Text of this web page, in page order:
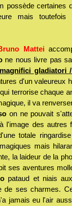
possède certaines
mais toutefois
Mattei
ne nous livre pas
magnifici gladiatori
d'un valeureux
terrorise chaque
il va
on ne pouvait
l'image des autres
totale
mais
la laideur de la
ses aventures
pataud et niais
ses charmes.
jamais eu l'air